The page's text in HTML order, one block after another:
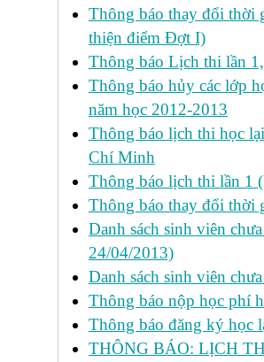
Thông báo thay đổi thời
thiện điểm Đợt I)
Thông báo Lịch thi lần
Thông báo hủy các lớp
năm học 2012-2013
Thông báo lịch thi học
Chí Minh
Thông báo lịch thi lần 1
Thông báo thay đổi thời
Danh sách sinh viên
24/04/2013)
Danh sách sinh viên
Thông báo nộp học phí
Thông báo đăng ký học
THÔNG BÁO: LỊCH